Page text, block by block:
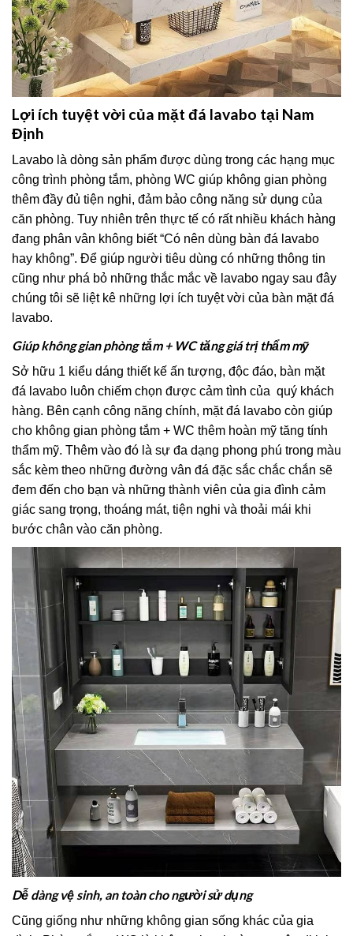
Lợi ích tuyệt vời của mặt đá lavabo tại Nam
Định
Lavabo là dòng sản phẩm được dùng trong các hạng mục
công trình phòng tắm, phòng WC giúp không gian phòng
thêm đầy đủ tiện nghi, đảm bảo công năng sử dụng của
căn phòng. Tuy nhiên trên thực tế có rất nhiều khách hàng
đang phân vân không biết “Có nên dùng bàn đá lavabo
hay không”. Để giúp người tiêu dùng có những thông tin
cũng như phá bỏ những thắc mắc về lavabo ngay sau đây
chúng tôi sẽ liệt kê những lợi ích tuyệt vời của bàn mặt đá
lavabo.
Giúp không gian phòng tắm + WC tăng giá trị thẩm mỹ
Sở hữu 1 kiểu dáng thiết kế ấn tượng, độc đáo, bàn mặt
đá lavabo luôn chiếm chọn được cảm tình của quý khách
hàng. Bên cạnh công năng chính, mặt đá lavabo còn giúp
cho không gian phòng tắm + WC thêm hoàn mỹ tăng tính
thẩm mỹ. Thêm vào đó là sự đa dạng phong phú trong màu
sắc kèm theo những đường vân đá đặc sắc chắc chắn sẽ
đem đến cho bạn và những thành viên của gia đình cảm
giác sang trọng, thoáng mát, tiện nghi và thoải mái khi
bước chân vào căn phòng.
Dễ dàng vệ sinh, an toàn cho người sử dụng
Cũng giống như những không gian sống khác của gia